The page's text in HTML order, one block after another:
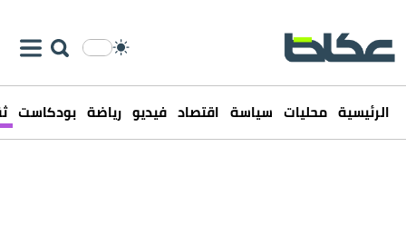
الرئيسية محليات سياسة اقتصاد فيديو رياضة بودكاست